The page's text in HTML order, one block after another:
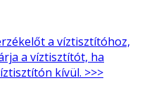
a víztisztítóhoz,
a víztisztítót, ha
kívül. >>>